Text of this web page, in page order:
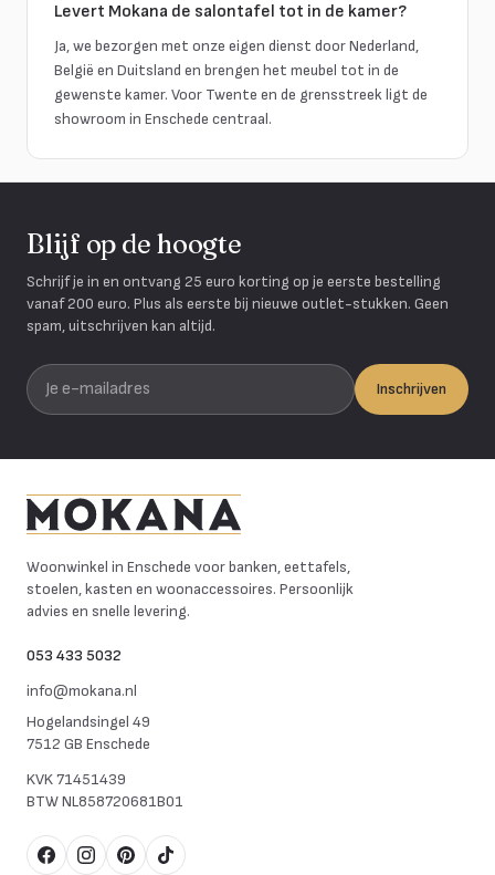
Levert Mokana de salontafel tot in de kamer?
Ja, we bezorgen met onze eigen dienst door Nederland,
België en Duitsland en brengen het meubel tot in de
gewenste kamer. Voor Twente en de grensstreek ligt de
showroom in Enschede centraal.
Blijf op de hoogte
Schrijf je in en ontvang 25 euro korting op je eerste bestelling
vanaf 200 euro. Plus als eerste bij nieuwe outlet-stukken. Geen
spam, uitschrijven kan altijd.
Je e-mailadres
Inschrijven
Woonwinkel in Enschede voor banken, eettafels,
stoelen, kasten en woonaccessoires. Persoonlijk
advies en snelle levering.
053 433 5032
info@mokana.nl
Hogelandsingel 49
7512 GB Enschede
KVK71451439
BTWNL858720681B01
FacebookInstagram
Pinterest
TikTok